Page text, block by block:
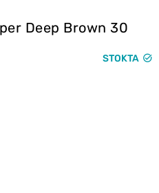
Deep Brown 30
STOKTA